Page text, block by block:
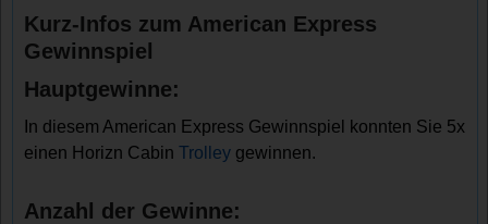
Kurz-Infos zum American Express
Gewinnspiel
Hauptgewinne:
In diesem American Express Gewinnspiel konnten Sie 5x
einen Horizn CabinTrolley gewinnen.
Anzahl der Gewinne: